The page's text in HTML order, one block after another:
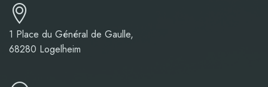
1 Place du Général de Gaulle,
68280 Logelheim